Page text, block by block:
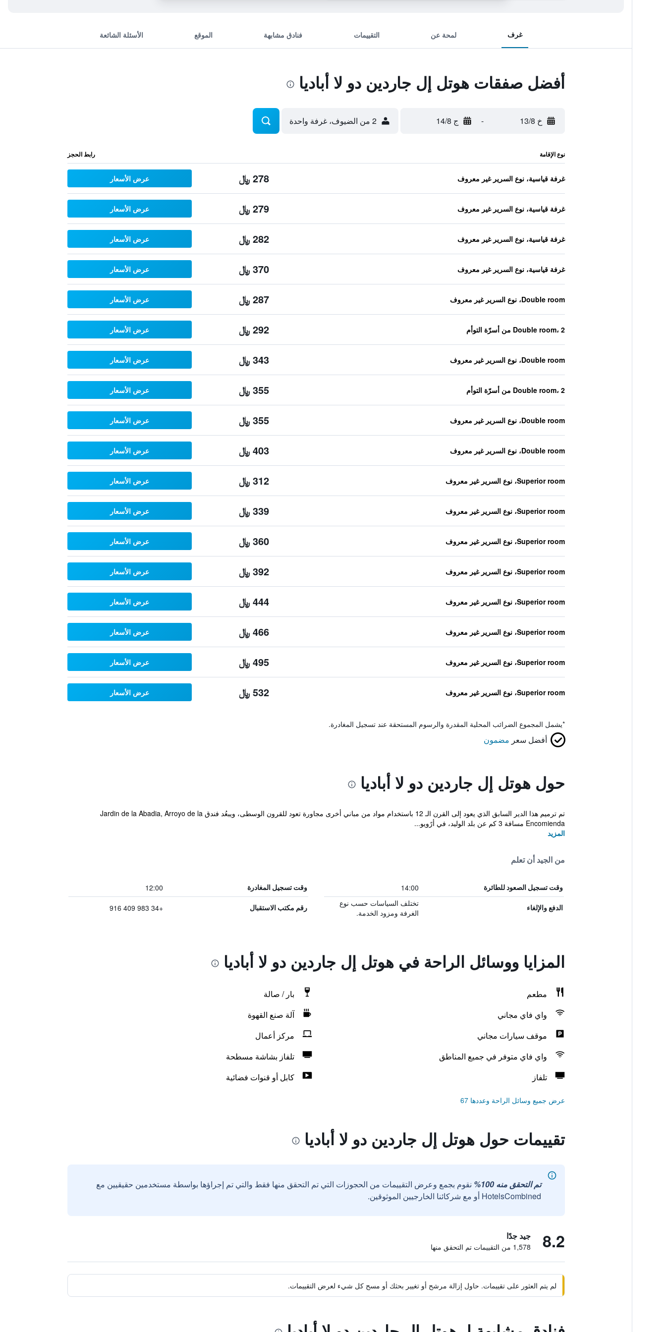
غرف لمحة عن التقييمات فنادق مشابهة الموقع الأسئلة الشائعة
أفضل صفقات هوتل إل جاردين دو لا أباديا
خ 13/8 - ج 14/8 2 من الضيوف، غرفة واحدة
نوع الإقامة رابط الحجز
غرفة قياسية، نوع السرير غير معروف 278 ﷼ عرض الأسعار
غرفة قياسية، نوع السرير غير معروف 279 ﷼ عرض الأسعار
غرفة قياسية، نوع السرير غير معروف 282 ﷼ عرض الأسعار
غرفة قياسية، نوع السرير غير معروف 370 ﷼ عرض الأسعار
Double room، نوع السرير غير معروف 287 ﷼ عرض الأسعار
Double room، 2 من أسرّة التوأم 292 ﷼ عرض الأسعار
Double room، نوع السرير غير معروف 343 ﷼ عرض الأسعار
Double room، 2 من أسرّة التوأم 355 ﷼ عرض الأسعار
Double room، نوع السرير غير معروف 355 ﷼ عرض الأسعار
Double room، نوع السرير غير معروف 403 ﷼ عرض الأسعار
Superior room، نوع السرير غير معروف 312 ﷼ عرض الأسعار
Superior room، نوع السرير غير معروف 339 ﷼ عرض الأسعار
Superior room، نوع السرير غير معروف 360 ﷼ عرض الأسعار
Superior room، نوع السرير غير معروف 392 ﷼ عرض الأسعار
Superior room، نوع السرير غير معروف 444 ﷼ عرض الأسعار
Superior room، نوع السرير غير معروف 466 ﷼ عرض الأسعار
Superior room، نوع السرير غير معروف 495 ﷼ عرض الأسعار
Superior room، نوع السرير غير معروف 532 ﷼ عرض الأسعار
*يشمل المجموع الضرائب المحلية المقدرة والرسوم المستحقة عند تسجيل المغادرة.
أفضل سعر مضمون
حول هوتل إل جاردين دو لا أباديا
تم ترميم هذا الدير السابق الذي يعود إلى القرن الـ 12 باستخدام مواد من مباني أخرى مجاورة تعود للقرون الوسطى، ويبعُد فندق Jardin de la Abadia, Arroyo de la
Encomienda مسافة 3 كم عن بلد الوليد، في أرًويو...
المزيد
من الجيد أن تعلم
وقت تسجيل الصعود للطائرة 14:00 وقت تسجيل المغادرة 12:00
الدفع والإلغاء
تختلف السياسات حسب نوع
الغرفة ومزود الخدمة.
رقم مكتب الاستقبال +34 983 409 916
المزايا ووسائل الراحة في هوتل إل جاردين دو لا أباديا
مطعم
بار / صالة
واي فاي مجاني
آلة صنع القهوة
موقف سيارات مجاني
مركز أعمال
واي فاي متوفر في جميع المناطق
تلفاز بشاشة مسطحة
تلفاز
كابل أو قنوات فضائية
عرض جميع وسائل الراحة وعددها 67
تقييمات حول هوتل إل جاردين دو لا أباديا
تم التحقق منه 100%
نقوم بجمع وعرض التقييمات من الحجوزات التي تم التحقق منها فقط والتي تم إجراؤها بواسطة مستخدمين حقيقيين مع
HotelsCombined أو مع شركائنا الخارجيين الموثوقين.
8.2 جيد جدًا
1,578 من التقييمات تم التحقق منها
لم يتم العثور على تقييمات. حاول إزالة مرشح أو تغيير بحثك أو مسح كل شيء لعرض التقييمات.